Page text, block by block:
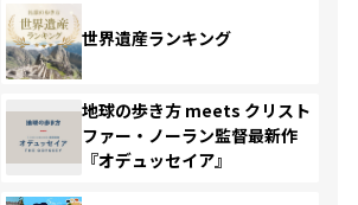
世界遺産ランキング
地球の歩き方 meets クリスト
ファー・ノーラン監督最新作
『オデュッセイア』